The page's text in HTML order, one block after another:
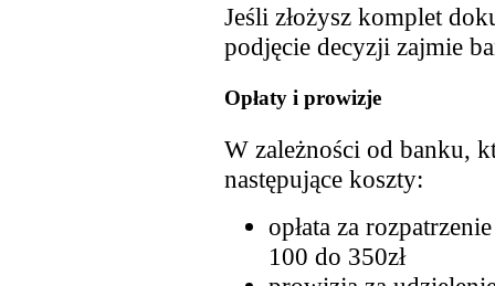
Jeśli złożysz komplet
podjęcie decyzji zajmie
Opłaty i prowizje
W zależności od banku,
następujące koszty:
opłata za
100 do 350zł